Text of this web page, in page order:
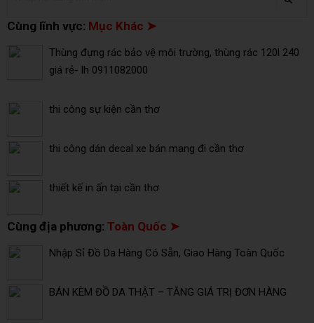
Cùng lĩnh vực: Mục Khác ➤
Thùng đựng rác bảo vệ môi trường, thùng rác 120l 240
giá rẻ- lh 0911082000
thi công sự kiện cần thơ
thi công dán decal xe bán mang đi cần thơ
thiết kế in ấn tại cần thơ
Cùng địa phương: Toàn Quốc ➤
Nhập Sỉ Đồ Da Hàng Có Sẵn, Giao Hàng Toàn Quốc
BÁN KÈM ĐỒ DA THẬT – TĂNG GIÁ TRỊ ĐƠN HÀNG